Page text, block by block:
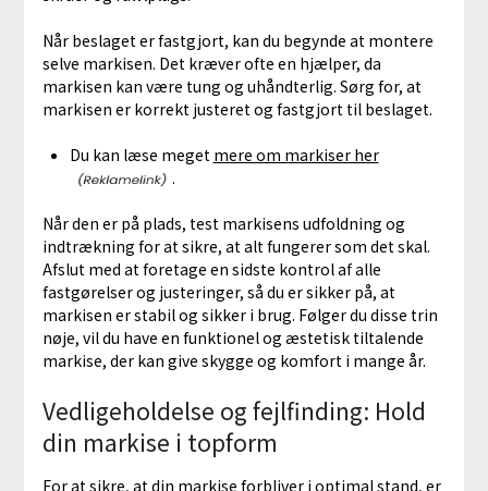
Når beslaget er fastgjort, kan du begynde at montere
selve markisen. Det kræver ofte en hjælper, da
markisen kan være tung og uhåndterlig. Sørg for, at
markisen er korrekt justeret og fastgjort til beslaget.
Du kan læse meget mere om markiser her
.
Når den er på plads, test markisens udfoldning og
indtrækning for at sikre, at alt fungerer som det skal.
Afslut med at foretage en sidste kontrol af alle
fastgørelser og justeringer, så du er sikker på, at
markisen er stabil og sikker i brug. Følger du disse trin
nøje, vil du have en funktionel og æstetisk tiltalende
markise, der kan give skygge og komfort i mange år.
Vedligeholdelse og fejlfinding: Hold
din markise i topform
For at sikre, at din markise forbliver i optimal stand, er